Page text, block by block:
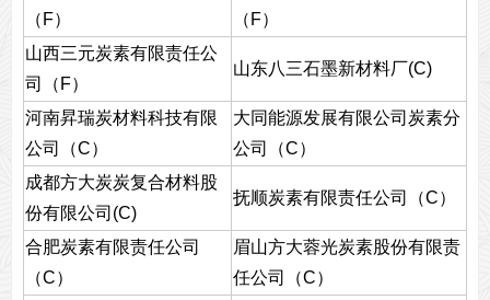
（F）
（F）
山西三元炭素有限责任公
司（F）
山东八三石墨新材料厂(C)
河南昇瑞炭材料科技有限
公司（C）
大同能源发展有限公司炭素分
公司（C）
成都方大炭炭复合材料股
份有限公司(C)
抚顺炭素有限责任公司（C）
合肥炭素有限责任公司
（C）
眉山方大蓉光炭素股份有限责
任公司（C）